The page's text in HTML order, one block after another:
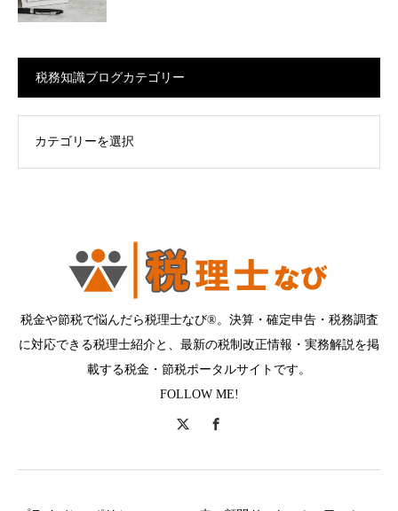
税務知識ブログカテゴリー
税金や節税で悩んだら税理士なび®。決算・確定申告・税務調査
に対応できる税理士紹介と、最新の税制改正情報・実務解説を掲
載する税金・節税ポータルサイトです。
FOLLOW ME!